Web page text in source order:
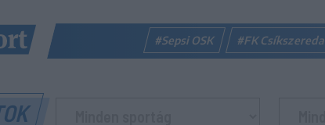
#Sepsi OSK #FK Csíkszereda